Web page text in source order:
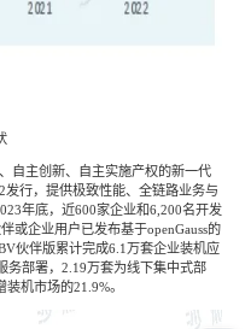
自主创新、自主实施产权的新一代
行，提供极致性能、全链路业务与
年底，近600家企业和6,200名开发
或企业用户已发布基于openGauss的
伙伴版累计完成6.1万套企业装机应
务部署，2.19万套为线下集中式部
机市场的21.9%。